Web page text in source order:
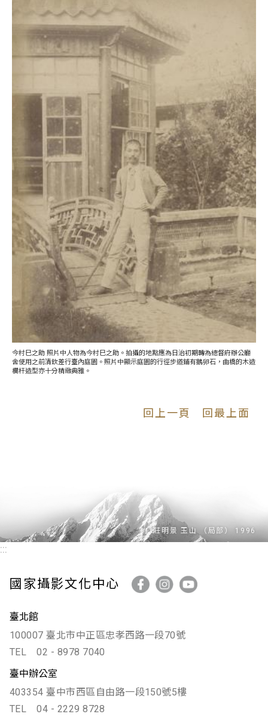
今村巳之助 照片中人物為今村巳之助。拍攝的地點應為日治初期轉為總督府辦公廳
舍使用之前清欽差行臺內庭園。照片中顯示庭園的行徑步道鋪有鵝卵石，曲橋的木造
欄杆造型亦十分精緻典雅。
回上一頁 回最上面
:::
國家攝影文化中心
臺北館
100007 臺北市中正區忠孝西路一段70號
TEL
02 - 8978 7040
臺中辦公室
403354 臺中市西區自由路一段150號5樓
TEL
04 - 2229 8728